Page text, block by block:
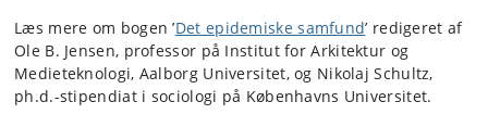
Læs mere om bogen ’Det epidemiske samfund’ redigeret af
Ole B. Jensen, professor på Institut for Arkitektur og
Medieteknologi, Aalborg Universitet, og Nikolaj Schultz,
ph.d.-stipendiat i sociologi på Københavns Universitet.